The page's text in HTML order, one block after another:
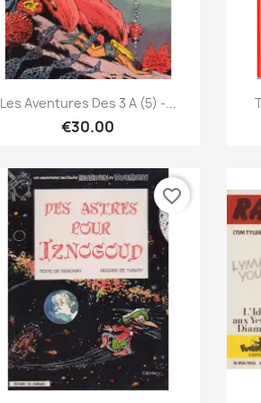
Quick view
Les Aventures Des 3 A (5) -...
€30.00
favorite_border